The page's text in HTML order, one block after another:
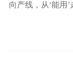
向产线，从‘能用’